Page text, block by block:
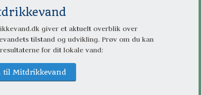
giver et aktuelt overblik over
tilstand og udvikling. Prøv om du kan
for dit lokale vand:
til Mitdrikkevand